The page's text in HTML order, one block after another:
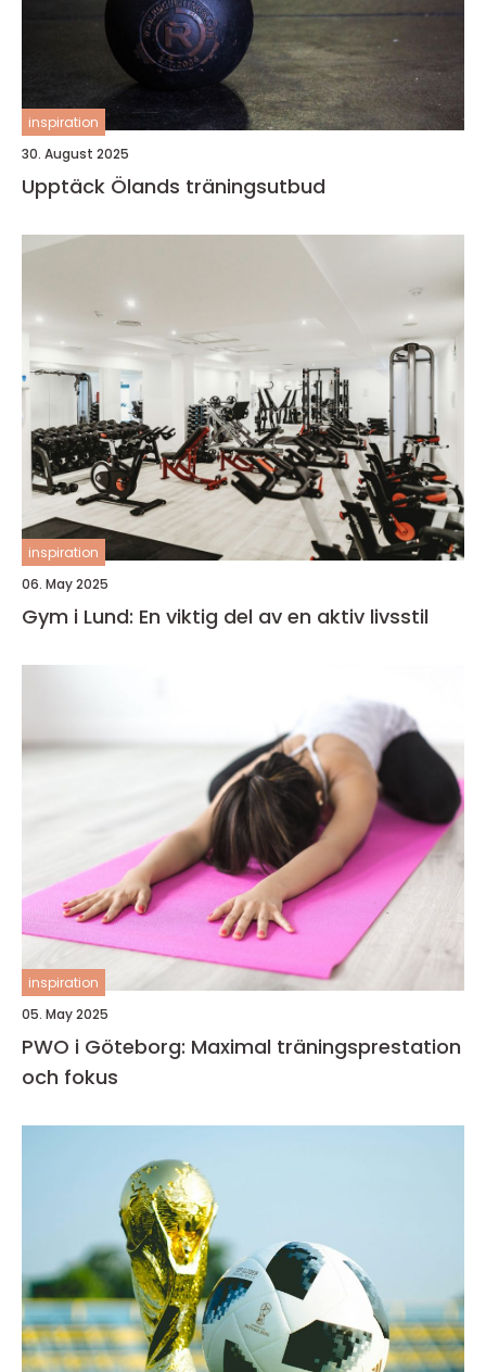
inspiration
30. August 2025
Upptäck Ölands träningsutbud
inspiration
06. May 2025
Gym i Lund: En viktig del av en aktiv livsstil
inspiration
05. May 2025
PWO i Göteborg: Maximal träningsprestation
och fokus